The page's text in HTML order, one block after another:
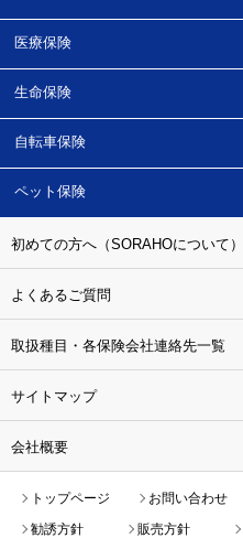
医療保険
生命保険
自転車保険
ペット保険
初めての方へ（SORAHOについて）
よくあるご質問
取扱種目・各保険会社連絡先一覧
サイトマップ
会社概要
トップページ お問い合わせ
勧誘方針
販売方針